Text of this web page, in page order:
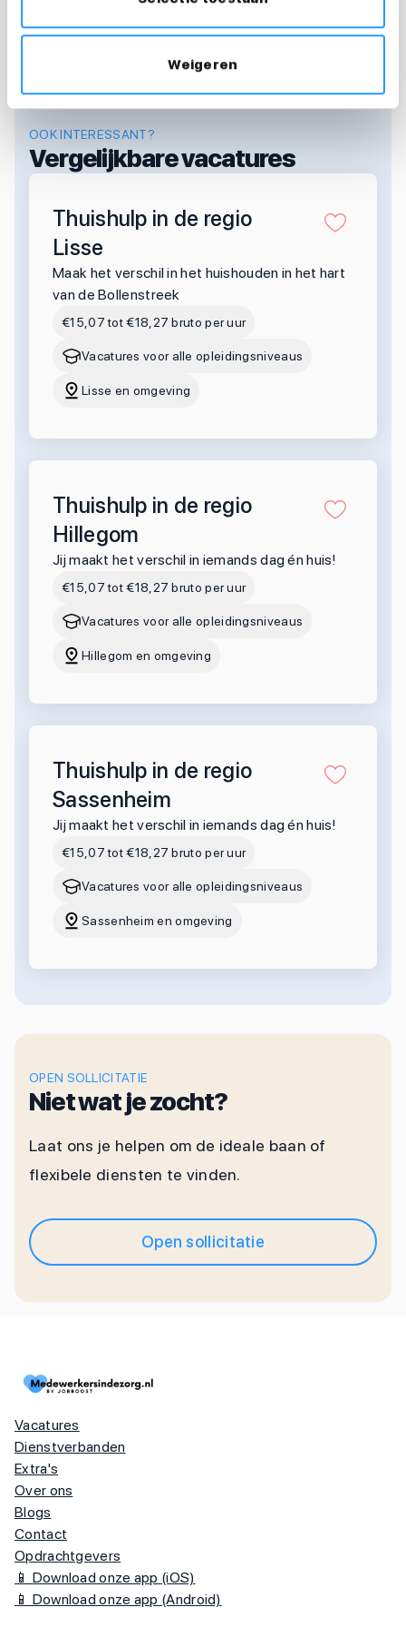
Weigeren
OOK INTERESSANT?
Vergelijkbare vacatures
Thuishulp in de regio
Lisse
Maak het verschil in het huishouden in het hart
van de Bollenstreek
€15,07 tot €18,27 bruto per uur
Vacatures voor alle opleidingsniveaus
Lisse en omgeving
Thuishulp in de regio
Hillegom
Jij maakt het verschil in iemands dag én huis!
€15,07 tot €18,27 bruto per uur
Vacatures voor alle opleidingsniveaus
Hillegom en omgeving
Thuishulp in de regio
Sassenheim
Jij maakt het verschil in iemands dag én huis!
€15,07 tot €18,27 bruto per uur
Vacatures voor alle opleidingsniveaus
Sassenheim en omgeving
OPEN SOLLICITATIE
Niet wat je zocht?
Laat ons je helpen om de ideale baan of
flexibele diensten te vinden.
Open sollicitatie
Vacatures
Dienstverbanden
Extra's
Over ons
Blogs
Contact
Opdrachtgevers
📱 Download onze app (iOS)
📱 Download onze app (Android)